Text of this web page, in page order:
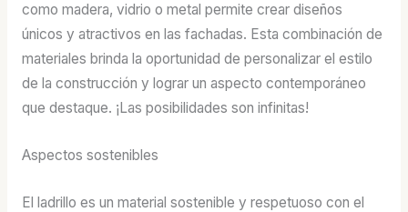
como madera, vidrio o metal permite crear diseños
únicos y atractivos en las fachadas. Esta combinación de
materiales brinda la oportunidad de personalizar el estilo
de la construcción y lograr un aspecto contemporáneo
que destaque. ¡Las posibilidades son infinitas!
Aspectos sostenibles
El ladrillo es un material sostenible y respetuoso con el